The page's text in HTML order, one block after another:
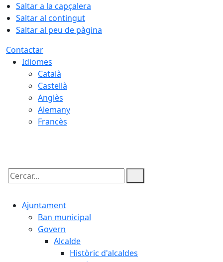
Saltar a la capçalera
Saltar al contingut
Saltar al peu de pàgina
Contactar
Idiomes
Català
Castellà
Anglès
Alemany
Francès
Cercar:
Ajuntament
Ban municipal
Govern
Alcalde
Històric d'alcaldes